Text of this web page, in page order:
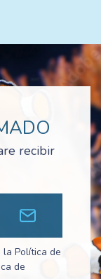
recibir
la Política de
de